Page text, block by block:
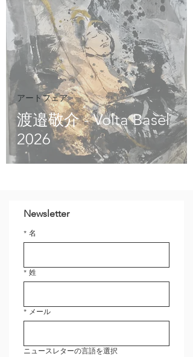
渡邉敬介 - Volta Basel
2026
アートフェア
Newsletter
* 名
* 姓
* メール
ニュースレターの言語を選択